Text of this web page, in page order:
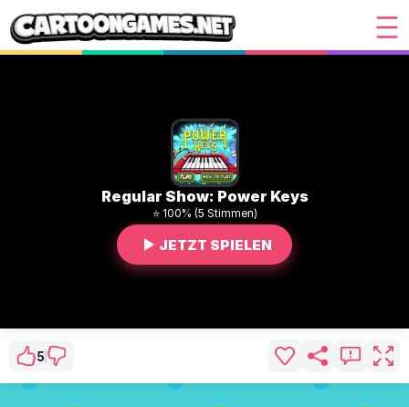
Regular Show: Power Keys
⭐ 100% (5 Stimmen)
JETZT SPIELEN
5